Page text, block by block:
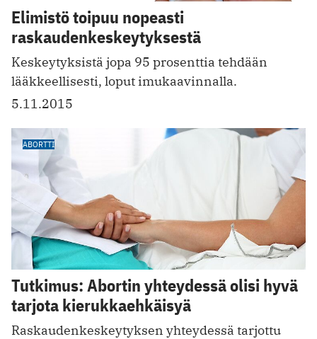
Elimistö toipuu nopeasti
raskaudenkeskeytyksestä
Keskeytyksistä jopa 95 prosenttia tehdään
lääkkeellisesti, loput imukaavinnalla.
5.11.2015
ABORTTI
Tutkimus: Abortin yhteydessä olisi hyvä
tarjota kierukkaehkäisyä
Raskaudenkeskeytyksen yhteydessä tarjottu